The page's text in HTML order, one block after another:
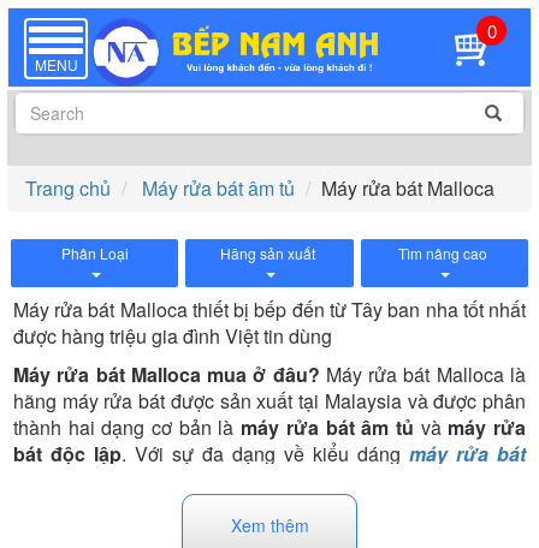
TOGGLE
NAVIGATION
MENU
0
Trang chủ Máy rửa bát âm tủ Máy rửa bát Malloca
Phân Loại Hãng sản xuất Tìm nâng cao
Máy rửa bát Malloca thiết bị bếp đến từ Tây ban nha tốt nhất
được hàng triệu gia đình Việt tin dùng
Máy rửa bát Malloca mua ở đâu? Máy rửa bát Malloca là
hãng máy rửa bát được sản xuất tại Malaysia và được phân
thành hai dạng cơ bản là máy rửa bát âm tủ và máy rửa
bát độc lập. Với sự đa dạng về kiểu dáng máy rửa bát
không gian bếp gia đình.
Xem thêm